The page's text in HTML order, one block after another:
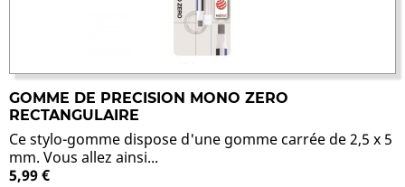
GOMME DE PRECISION MONO ZERO
RECTANGULAIRE
Ce stylo-gomme dispose d'une gomme carrée de 2,5 x 5
mm. Vous allez ainsi...
5,99 €